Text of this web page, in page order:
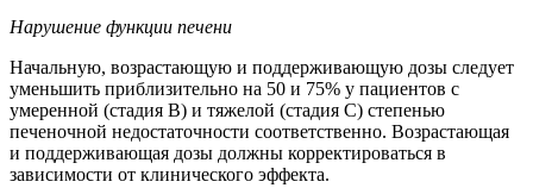
Нарушение функции печени
Начальную, возрастающую и поддерживающую дозы следует
уменьшить приблизительно на 50 и 75% у пациентов с
умеренной (стадия В) и тяжелой (стадия С) степенью
печеночной недостаточности соответственно. Возрастающая
и поддерживающая дозы должны корректироваться в
зависимости от клинического эффекта.